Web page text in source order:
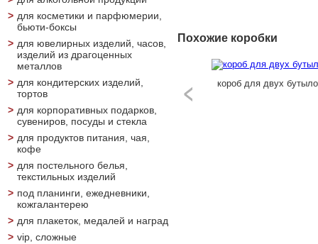
> для косметики и парфюмерии,
бьюти-боксы
> для ювелирных изделий, часов,
изделий из драгоценных
металлов
> для кондитерских изделий,
тортов
> для корпоративных подарков,
сувениров, посуды и стекла
> для продуктов питания, чая,
кофе
> для постельного белья,
текстильных изделий
> под планинги, ежедневники,
кожгалантерею
> для плакеток, медалей и наград
> vip, сложные
Похожие коробки
бутылок
короб для двух бутылок футляр для двух